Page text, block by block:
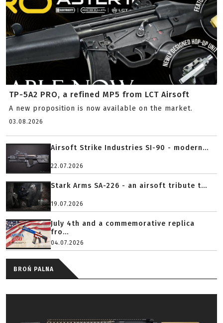
TP-5A2 PRO, a refined MP5 from LCT Airsoft
A new proposition is now available on the market.
03.08.2026
Airsoft Strike Industries SI-90 - modern...
22.07.2026
Stark Arms SA-226 - an airsoft tribute t...
19.07.2026
July 4th and a commemorative replica
fro...
04.07.2026
BROŃ PALNA